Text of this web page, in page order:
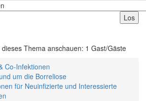
Thema anschauen: 1 Gast/Gäste
Co-Infektionen
um die Borreliose
für Neuinfizierte und Interessierte